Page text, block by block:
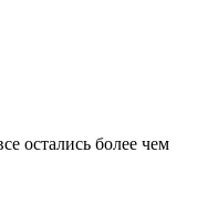
остались более чем